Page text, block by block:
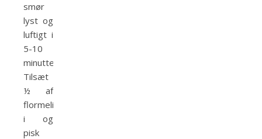
smør
lyst og
luftigt i
5-10
minutter.
Tilsæt
½ af
flormelissen
i og
pisk